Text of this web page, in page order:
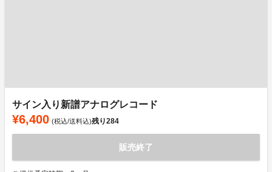
サイン入り新譜アナログレコード
¥6,400 (税込/送料込)残り284
販売終了